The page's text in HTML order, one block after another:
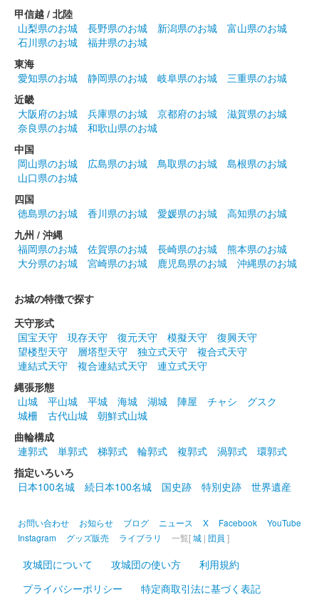
甲信越 / 北陸
山梨県のお城
長野県のお城 新潟県のお城
富山県のお城
石川県のお城
福井県のお城
東海
愛知県のお城
静岡県のお城 岐阜県のお城
三重県のお城
近畿
大阪府のお城
兵庫県のお城 京都府のお城
滋賀県のお城
奈良県のお城
和歌山県のお城
中国
岡山県のお城
広島県のお城 鳥取県のお城
島根県のお城
山口県のお城
四国
徳島県のお城
香川県のお城 愛媛県のお城
高知県のお城
九州 / 沖縄
福岡県のお城
佐賀県のお城 長崎県のお城
熊本県のお城
大分県のお城
宮崎県のお城 鹿児島県のお城 沖縄県のお城
お城の特徴で探す
天守形式
国宝天守
現存天守 復元天守 模擬天守
復興天守
望楼型天守
層塔型天守 独立式天守
複合式天守
連結式天守
複合連結式天守
連立式天守
縄張形態
山城
平山城 平城 海城 湖城 陣屋 チャシ
グスク
城柵
古代山城
朝鮮式山城
曲輪構成
連郭式
単郭式 梯郭式 輪郭式 複郭式 渦郭式
環郭式
指定いろいろ
日本100名城
続日本100名城 国史跡 特別史跡 世界遺産
お問い合わせ お知らせ ブログ ニュース X Facebook
YouTube
Instagram
グッズ販売 ライブラリ 一覧[城 | 団員 ]
攻城団について 攻城団の使い方
利用規約
プライバシーポリシー
特定商取引法に基づく表記